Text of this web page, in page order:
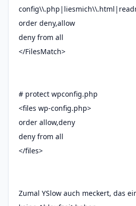
order deny,allow
deny from all
</FilesMatch>
# protect wpconfig.php
<files wp-config.php>
order allow,deny
deny from all
</files>
Zumal YSlow auch meckert, das